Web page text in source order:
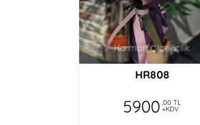
HR808
5900 ,00 TL
+KDV